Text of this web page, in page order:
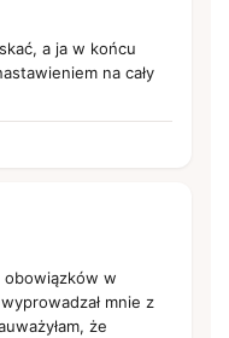
a ja w końcu
na cały
obowiązków w
mnie z
że